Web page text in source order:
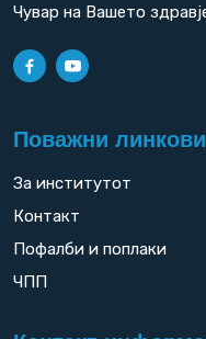
Чувар на Вашето
Поважни линкови
За институтот
Контакт
Пофалби и поплаки
ЧПП